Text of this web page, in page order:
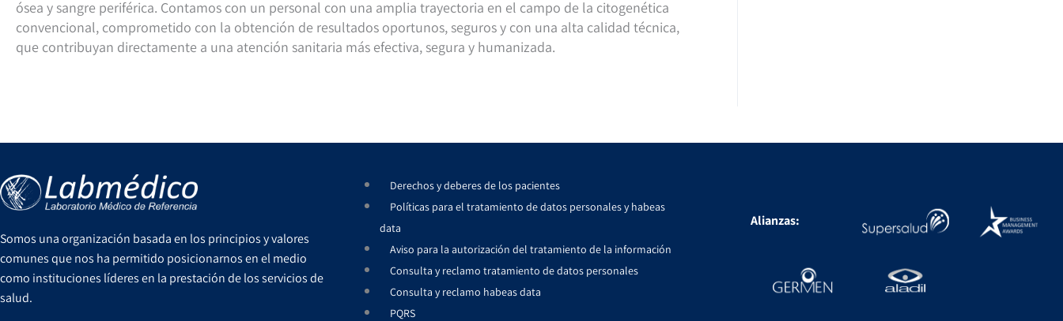
ósea y sangre periférica. Contamos con un personal con una amplia trayectoria en el campo de la citogenética
convencional, comprometido con la obtención de resultados oportunos, seguros y con una alta calidad técnica,
que contribuyan directamente a una atención sanitaria más efectiva, segura y humanizada.
Somos una organización basada en los principios y valores
comunes que nos ha permitido posicionarnos en el medio
como instituciones líderes en la prestación de los servicios de
salud.
Derechos y deberes de los pacientes
Políticas para el tratamiento de datos personales y habeas
data
Aviso para la autorización del tratamiento de la información
Consulta y reclamo tratamiento de datos personales
Consulta y reclamo habeas data
PQRS
Alianzas: